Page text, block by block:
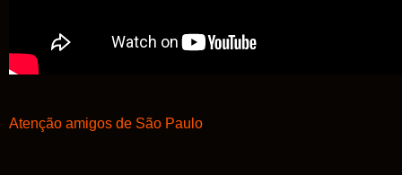
Atenção amigos de São Paulo